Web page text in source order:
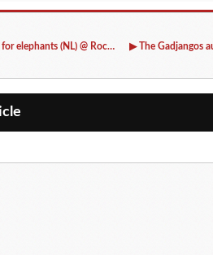
▶ Lisa in the woods + Room for elephants (NL) @ Rock Classic - 24/06/2017 - 21h00 - Entrée gratuite !